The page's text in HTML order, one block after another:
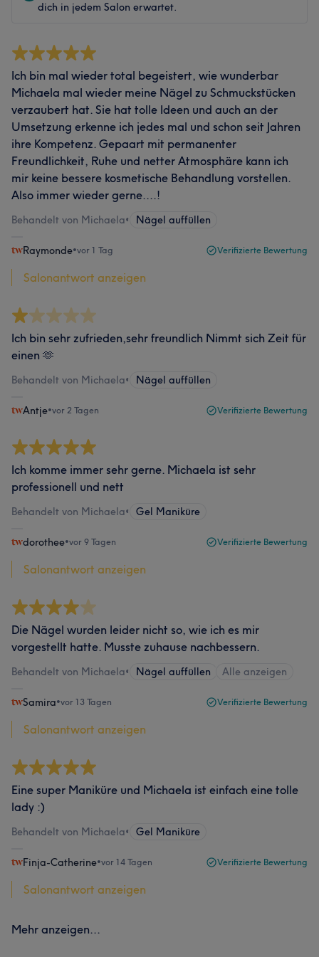
dich in jedem Salon erwartet.
Ich bin mal wieder total begeistert, wie wunderbar
Michaela mal wieder meine Nägel zu Schmuckstücken
verzaubert hat. Sie hat tolle Ideen und auch an der
Umsetzung erkenne ich jedes mal und schon seit Jahren
ihre Kompetenz. Gepaart mit permanenter
Freundlichkeit, Ruhe und netter Atmosphäre kann ich
mir keine bessere kosmetische Behandlung vorstellen.
Also immer wieder gerne....!
Behandelt von Michaela• Nägel auffüllen
Raymonde•vor 1 Tag Verifizierte Bewertung
Salonantwort anzeigen
Ich bin sehr zufrieden,sehr freundlich Nimmt sich Zeit für
einen 🫶
Behandelt von Michaela• Nägel auffüllen
Antje•vor 2 Tagen Verifizierte Bewertung
Ich komme immer sehr gerne. Michaela ist sehr
professionell und nett
Behandelt von Michaela• Gel Maniküre
dorothee•vor 9 Tagen Verifizierte Bewertung
Salonantwort anzeigen
Die Nägel wurden leider nicht so, wie ich es mir
vorgestellt hatte. Musste zuhause nachbessern.
Behandelt von Michaela• Nägel auffüllen Alle anzeigen
Samira•vor 13 Tagen Verifizierte Bewertung
Salonantwort anzeigen
Eine super Maniküre und Michaela ist einfach eine tolle
lady :)
Behandelt von Michaela• Gel Maniküre
Finja-Catherine•vor 14 Tagen Verifizierte Bewertung
Salonantwort anzeigen
Mehr anzeigen...